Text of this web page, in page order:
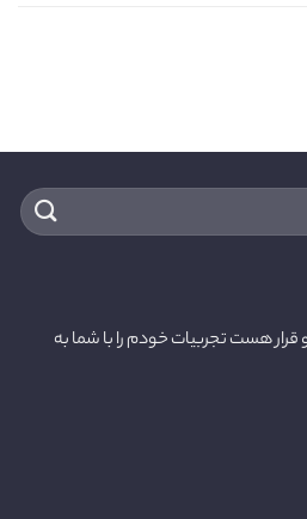
هست تجربیات خودم را با شما به